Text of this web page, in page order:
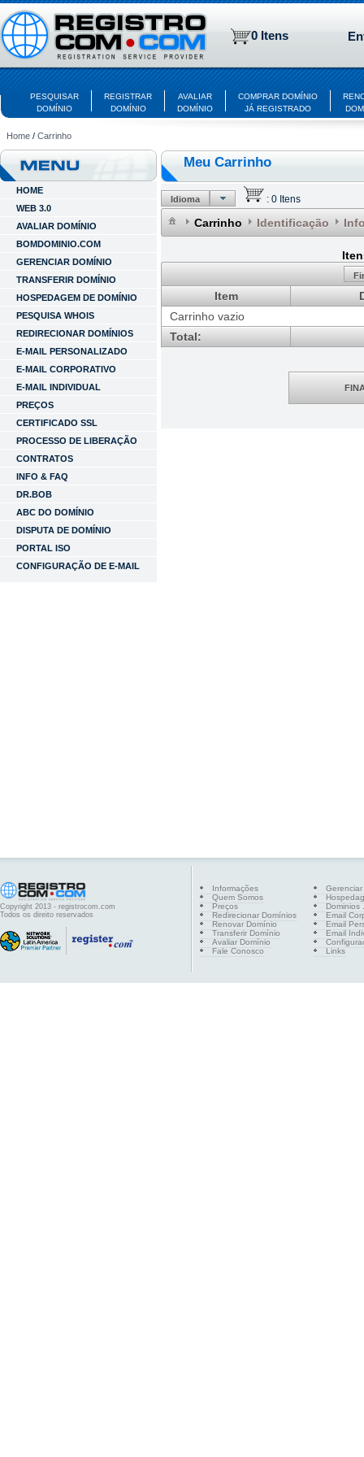
0 Itens
PESQUISAR
DOMÍNIO
REGISTRAR
DOMÍNIO
AVALIAR
DOMÍNIO
COMPRAR DOMÍNIO
JÁ REGISTRADO
Home /Carrinho
HOME
WEB 3.0
AVALIAR DOMÍNIO
BOMDOMINIO.COM
GERENCIAR DOMÍNIO
TRANSFERIR DOMÍNIO
HOSPEDAGEM DE DOMÍNIO
PESQUISA WHOIS
REDIRECIONAR DOMÍNIOS
E-MAIL PERSONALIZADO
E-MAIL CORPORATIVO
E-MAIL INDIVIDUAL
PREÇOS
CERTIFICADO SSL
PROCESSO DE LIBERAÇÃO
CONTRATOS
INFO & FAQ
DR.BOB
ABC DO DOMÍNIO
DISPUTA DE DOMÍNIO
PORTAL ISO
CONFIGURAÇÃO DE E-MAIL
Meu Carrinho
Idioma : 0 Itens
Carrinho Identificação
Item
Total:
Carrinho vazio
Copyright 2013 - registrocom.com
Todos os direito reservados
Informações
Quem Somos
Preços
Redirecionar Domínios
Renovar Domínio
Transferir Domínio
Avaliar Domínio
Fale Conosco
Dominios
Email
Email
Email
Links